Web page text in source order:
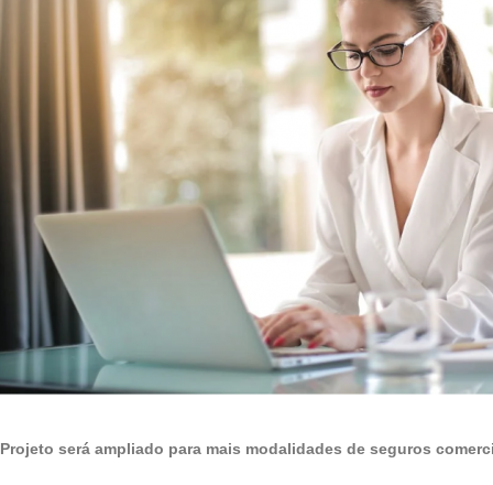
Projeto será ampliado para mais modalidades de seguros